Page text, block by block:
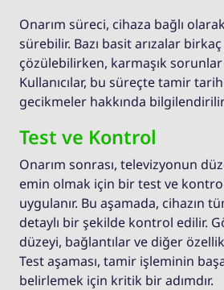
Onarım süreci, cihaza bağlı
sürebilir. Bazı basit arızalar
çözülebilirken, karmaşık
Kullanıcılar, bu süreçte tamir
gecikmeler hakkında
Test ve Kontrol
Onarım sonrası, televizyonun
emin olmak için bir test ve
uygulanır. Bu aşamada, cihazın
detaylı bir şekilde kontrol edilir.
düzeyi, bağlantılar ve diğer
Test aşaması, tamir işleminin
belirlemek için kritik bir adımdır.